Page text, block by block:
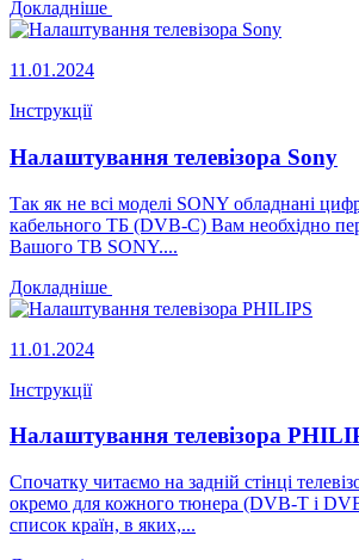
Докладніше
11.01.2024
Інструкції
Налаштування телевізора Sony
Так як не всі моделі SONY обладнані
кабельного ТБ (DVB-C) Вам необхідно
Вашого ТВ SONY....
Докладніше
11.01.2024
Інструкції
Налаштування телевізора
Спочатку читаємо на задній стінці
окремо для кожного тюнера (DVB-T і
список країн, в яких,...